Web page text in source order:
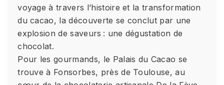
voyage à travers l’histoire et la transformation
du cacao, la découverte se conclut par une
explosion de saveurs : une dégustation de
chocolat.
Pour les gourmands, le Palais du Cacao se
trouve à Fonsorbes, près de Toulouse, au